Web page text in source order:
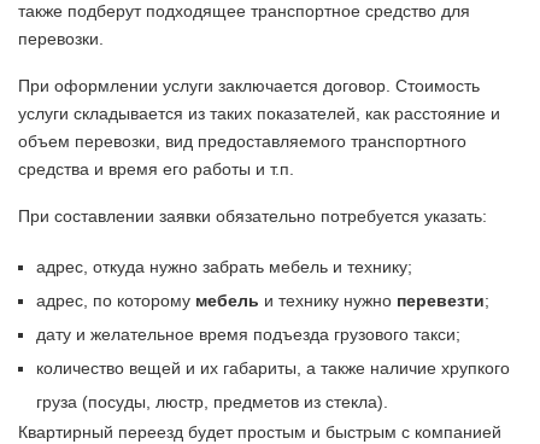
также подберут подходящее транспортное средство для
перевозки.
При оформлении услуги заключается договор. Стоимость
услуги складывается из таких показателей, как расстояние и
объем перевозки, вид предоставляемого транспортного
средства и время его работы и т.п.
При составлении заявки обязательно потребуется указать:
адрес, откуда нужно забрать мебель и технику;
адрес, по которому мебель и технику нужно перевезти;
дату и желательное время подъезда грузового такси;
количество вещей и их габариты, а также наличие хрупкого
груза (посуды, люстр, предметов из стекла).
Квартирный переезд будет простым и быстрым с компанией